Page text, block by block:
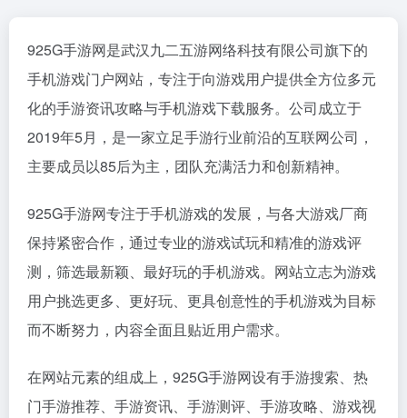
925G手游网是武汉九二五游网络科技有限公司旗下的
手机游戏门户网站，专注于向游戏用户提供全方位多元
化的手游资讯攻略与手机游戏下载服务。公司成立于
2019年5月，是一家立足手游行业前沿的互联网公司，
主要成员以85后为主，团队充满活力和创新精神。
925G手游网专注于手机游戏的发展，与各大游戏厂商
保持紧密合作，通过专业的游戏试玩和精准的游戏评
测，筛选最新颖、最好玩的手机游戏。网站立志为游戏
用户挑选更多、更好玩、更具创意性的手机游戏为目标
而不断努力，内容全面且贴近用户需求。
在网站元素的组成上，925G手游网设有手游搜索、热
门手游推荐、手游资讯、手游测评、手游攻略、游戏视